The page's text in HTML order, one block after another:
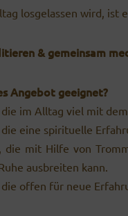
losgelassen wird, ist
& gemeinsam
Angebot geeignet?
im Alltag viel mit
eine spirituelle
die mit Hilfe von
ausbreiten kann.
offen für neue